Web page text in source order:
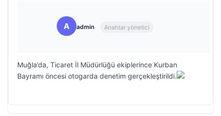
A admin Anahtar yönetici
Muğla’da, Ticaret İl Müdürlüğü ekiplerince Kurban
Bayramı öncesi otogarda denetim gerçekleştirildi.